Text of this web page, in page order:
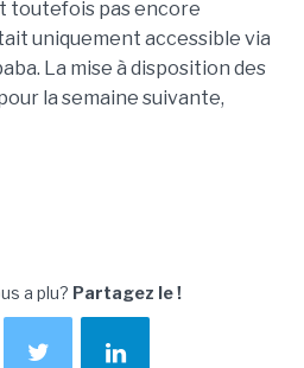
toutefois pas encore
uniquement accessible via
La mise à disposition des
la semaine suivante,
a plu? Partagez le !